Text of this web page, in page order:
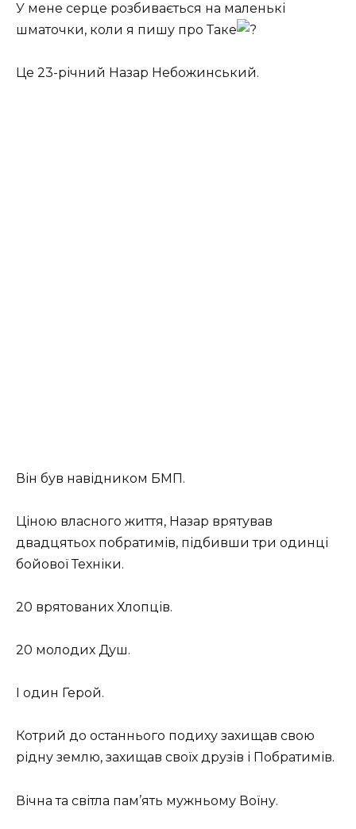
У мене серце розбивається на маленькі
шматочки, коли я пишу про Таке
Це 23-річний Назар Небожинський.
Він був навідником БМП.
Ціною власного життя, Назар врятував
двадцятьох побратимів, підбивши три одинці
бойової Техніки.
20 врятованих Хлопців.
20 молодих Душ.
І один Герой.
Котрий до останнього подиху захищав свою
рідну землю, захищав своїх друзів і Побратимів.
Вічна та світла пам’ять мужньому Воїну.